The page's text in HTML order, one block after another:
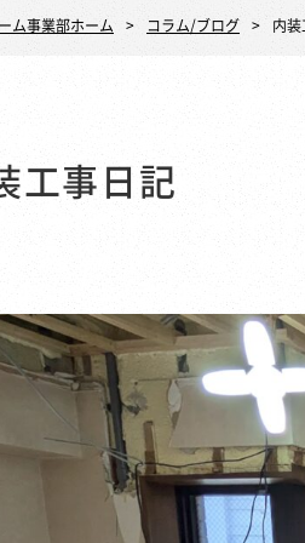
ム事業部ホーム コラム/ブログ 内
工事日記